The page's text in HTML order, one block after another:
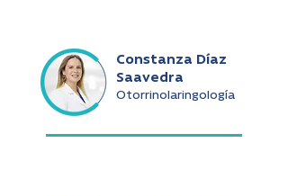
Constanza Díaz
Saavedra
Otorrinolaringología